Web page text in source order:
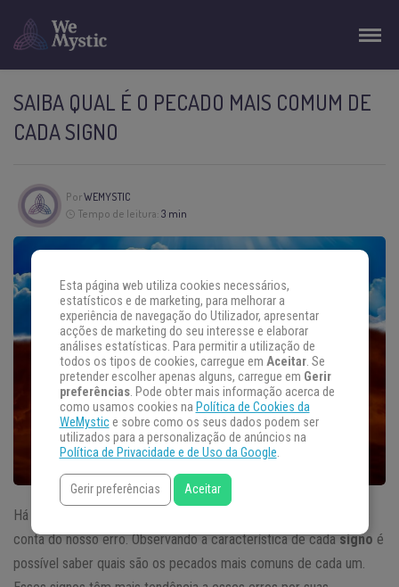
SAIBA QUAL É O PECADO MAIS COMUM DE
CADA SIGNO
PorWEMYSTIC
Tempo de leitura: 3 min
Há momentos que acabamos pecando sem mesmo nos darmos
conta do nosso erro. Observando a característica de cadasigno é
possível saber quais são os pecados mais comuns de cada um.
Esta página web utiliza cookies necessários,
estatísticos e de marketing, para melhorar a
experiência de navegação do Utilizador, apresentar
acções de marketing do seu interesse e elaborar
análises estatísticas. Para permitir a utilização de
todos os tipos de cookies, carregue em Aceitar. Se
pretender escolher apenas alguns, carregue em Gerir
preferências. Pode obter mais informação acerca de
como usamos cookies na Política de Cookies da
WeMystice sobre como os seus dados podem ser
utilizados para a personalização de anúncios na
Política de Privacidade e de Uso da Google.
Gerir preferências Aceitar